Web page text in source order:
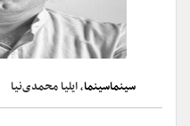
سینماسینما، ایلیا محمدی‌نیا